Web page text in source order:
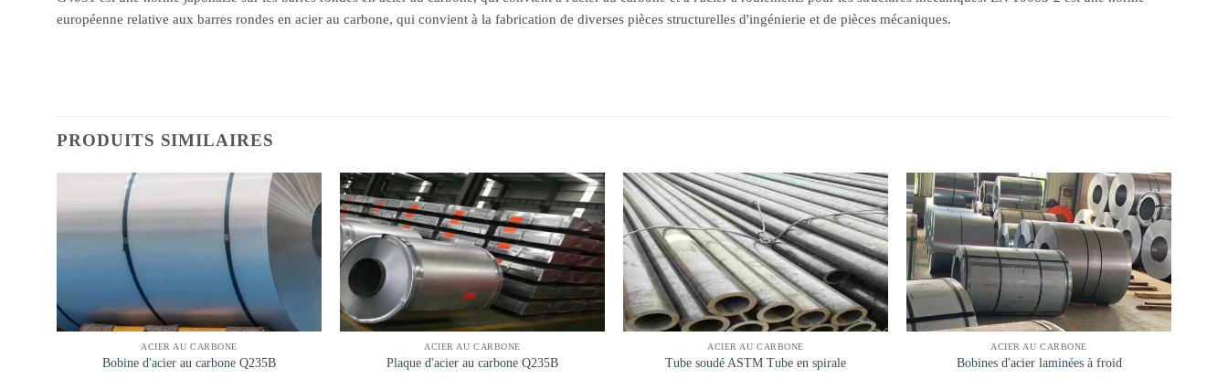
européenne relative aux barres rondes en acier au carbone, qui convient à la fabrication de diverses pièces structurelles d'ingénierie et de pièces mécaniques.
PRODUITS SIMILAIRES
ACIER AU CARBONE
Bobine d'acier au carbone Q235B
ACIER AU CARBONE
Plaque d'acier au carbone Q235B
ACIER AU CARBONE
Tube soudé ASTM Tube en spirale
ACIER AU CARBONE
Bobines d'acier laminées à froid